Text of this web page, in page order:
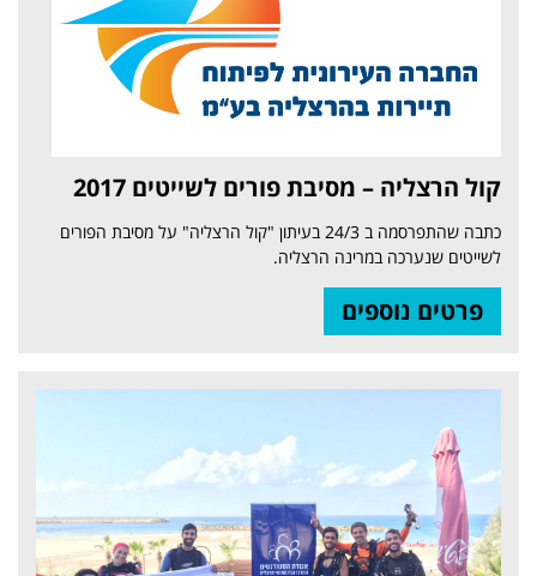
קול הרצליה – מסיבת פורים לשייטים 2017
כתבה שהתפרסמה ב 24/3 בעיתון "קול הרצליה" על מסיבת הפורים
לשייטים שנערכה במרינה הרצליה.
פרטים נוספים